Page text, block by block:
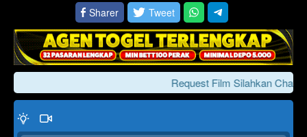
Sharer
Tweet
Request Film Silahkan Chat